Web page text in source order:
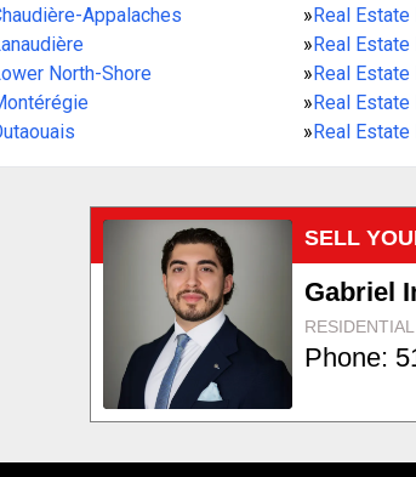
Appalaches » Real
» Real
North-Shore » Real
» Real
» Real